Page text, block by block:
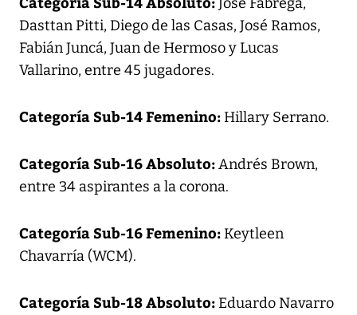
Dasttan Pitti, Diego de las Casas, José Ramos,
Fabián Juncá, Juan de Hermoso y Lucas
Vallarino, entre 45 jugadores.
Categoría Sub-14 Femenino:Hillary Serrano.
Categoría Sub-16 Absoluto:Andrés Brown,
entre 34 aspirantes a la corona.
Categoría Sub-16 Femenino:Keytleen
Chavarría (WCM).
Categoría Sub-18 Absoluto:Eduardo Navarro